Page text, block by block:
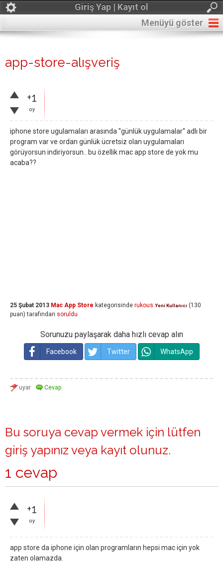
Giriş Yap | Kayıt ol
Menüyü göster
app-store-alışveriş
+1
oy
iphone store ugulamaları arasında ''günlük uygulamalar'' adlı bir
program var ve ordan günlük ücretsiz olan uygulamaları
görüyorsun indiriyorsun.. bu özellik mac app store de yok mu
acaba??
25 Şubat 2013 Mac App Store kategorisinde rukous Yeni Kullanıcı (130
puan) tarafından soruldu
Sorunuzu paylaşarak daha hızlı cevap alın
Facebook Twitter WhatsApp
Bu soruya cevap vermek için lütfen
giriş yapınız veya kayıt olunuz.
1 cevap
+1
oy
app store da iphone için olan programların hepsi mac için yok
zaten olamazda.